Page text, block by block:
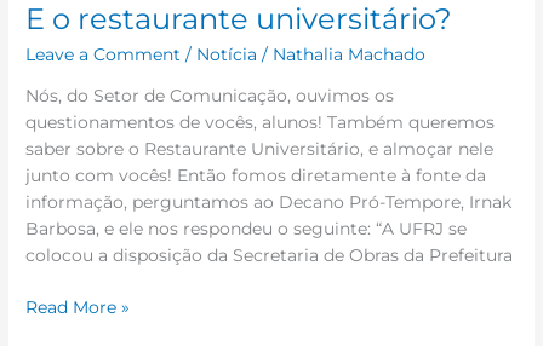
E o restaurante universitário?
Leave a Comment / Notícia / Nathalia Machado
Nós, do Setor de Comunicação, ouvimos os
questionamentos de vocês, alunos! Também queremos
saber sobre o Restaurante Universitário, e almoçar nele
junto com vocês! Então fomos diretamente à fonte da
informação, perguntamos ao Decano Pró-Tempore, Irnak
Barbosa, e ele nos respondeu o seguinte: “A UFRJ se
colocou a disposição da Secretaria de Obras da Prefeitura
Read More »